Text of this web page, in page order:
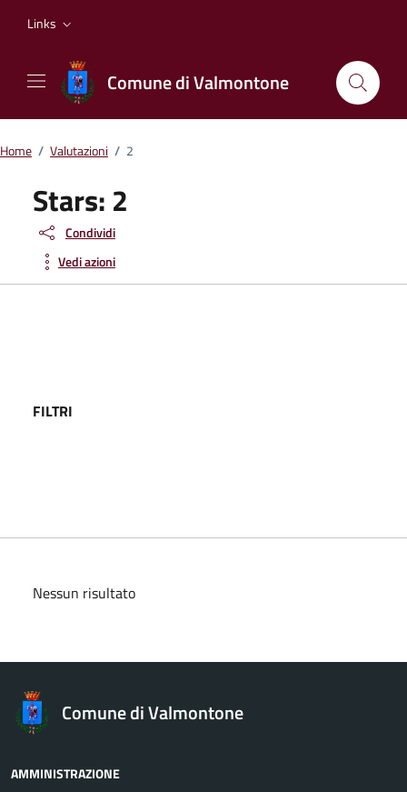
Links
Comune di Valmontone
Home / Valutazioni / 2
Stars: 2
Condividi
Vedi azioni
FILTRI
Nessun risultato
Comune di Valmontone
AMMINISTRAZIONE